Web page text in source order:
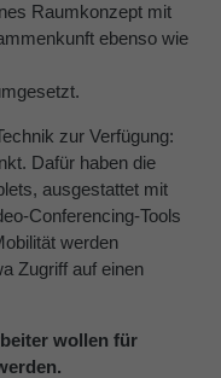
Raumkonzept mit
ebenso wie
zur Verfügung:
Dafür haben die
ausgestattet mit
Conferencing-Tools
werden
Zugriff auf einen
wollen für